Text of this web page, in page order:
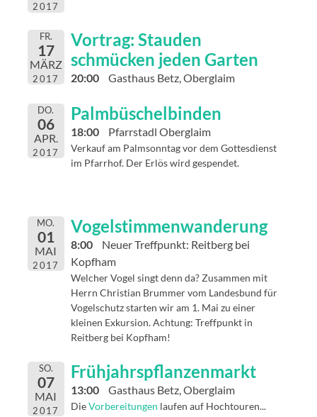
2017
FR.
17
MÄRZ
2017
Vortrag: Stauden
schmücken jeden Garten
20:00 Gasthaus Betz, Oberglaim
DO.
06
APR.
2017
Palmbüschelbinden
18:00 Pfarrstadl Oberglaim
Verkauf am Palmsonntag vor dem Gottesdienst
im Pfarrhof. Der Erlös wird gespendet.
MO.
01
MAI
2017
Vogelstimmenwanderung
8:00
Neuer Treffpunkt: Reitberg bei
Kopfham
Welcher Vogel singt denn da? Zusammen mit
Herrn Christian Brummer vom Landesbund für
Vogelschutz starten wir am 1. Mai zu einer
kleinen Exkursion. Achtung: Treffpunkt in
Reitberg bei Kopfham!
SO.
07
MAI
2017
Frühjahrspflanzenmarkt
13:00 Gasthaus Betz, Oberglaim
DieVorbereitungen laufen auf Hochtouren...